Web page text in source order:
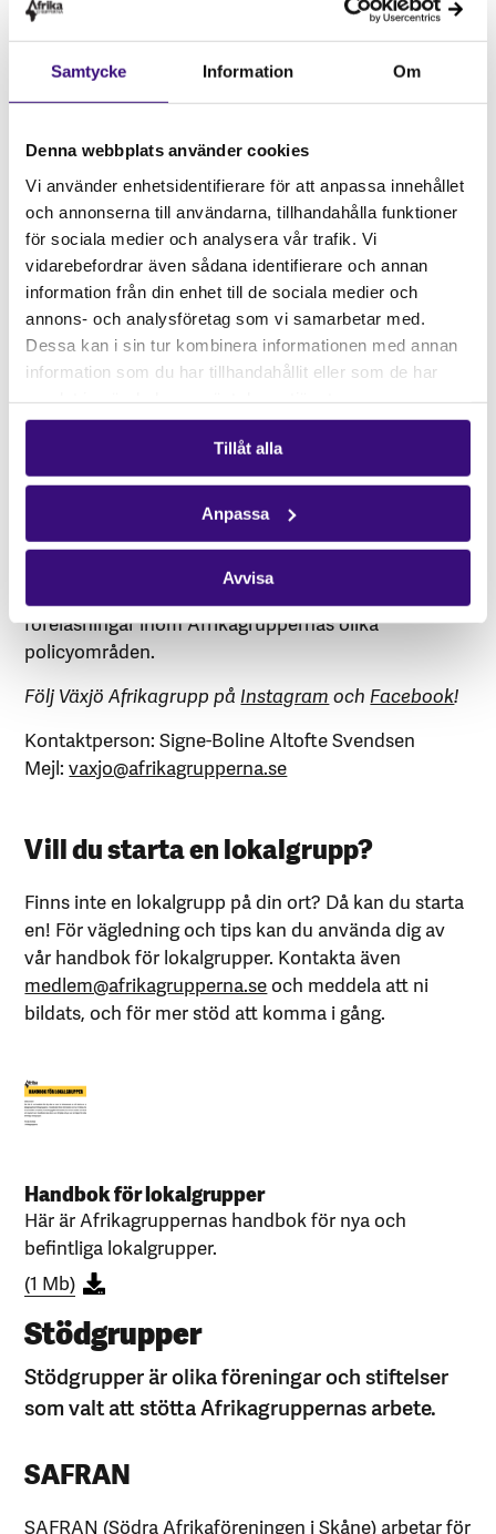
Samtycke Information Om
Denna webbplats använder cookies
Vi använder enhetsidentifierare för att anpassa innehållet
och annonserna till användarna, tillhandahålla funktioner
för sociala medier och analysera vår trafik. Vi
vidarebefordrar även sådana identifierare och annan
information från din enhet till de sociala medier och
annons- och analysföretag som vi samarbetar med.
Dessa kan i sin tur kombinera informationen med annan
information som du har tillhandahållit eller som de har
Tillåt alla
Anpassa
Avvisa
Växjö Afrikagrupp
Afrikagrupperna Växjö är både en lokalgrupp och
studentförening på Linnéuniversitetet i Växjö! Vi
föreläsningar inom Afrikagruppernas olika
policyområden.
Följ Växjö Afrikagrupp på Instagram och Facebook!
Kontaktperson: Signe-Boline Altofte Svendsen
Mejl:vaxjo@afrikagrupperna.se
Vill du starta en lokalgrupp?
Finns inte en lokalgrupp på din ort? Då kan du starta
en! För vägledning och tips kan du använda dig av
vår handbok för lokalgrupper. Kontakta även
medlem@afrikagrupperna.seoch meddela att ni
bildats, och för mer stöd att komma i gång.
Handbok för lokalgrupper
Här är Afrikagruppernas handbok för nya och
befintliga lokalgrupper.
(1 Mb)
Stödgrupper
Stödgrupper är olika föreningar och stiftelser
som valt att stötta Afrikagruppernas arbete.
SAFRAN
SAFRAN (Södra Afrikaföreningen i Skåne) arbetar för